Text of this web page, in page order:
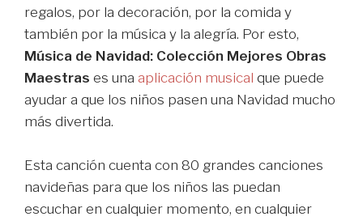
regalos, por la decoración, por la comida y
también por la música y la alegría. Por esto,
Música de Navidad: Colección Mejores Obras
Maestras es una aplicación musical que puede
ayudar a que los niños pasen una Navidad mucho
más divertida.
Esta canción cuenta con 80 grandes canciones
navideñas para que los niños las puedan
escuchar en cualquier momento, en cualquier